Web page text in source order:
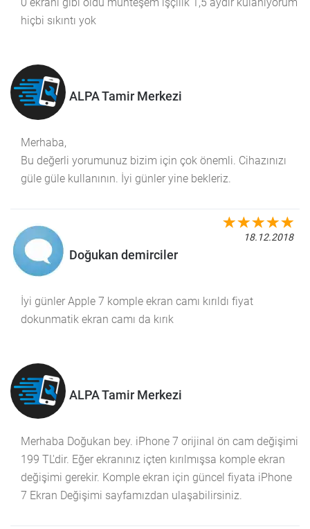
hiçbi sıkıntı yok
ALPA Tamir Merkezi
Merhaba,
Bu değerli yorumunuz bizim için çok önemli. Cihazınızı
güle güle kullanının. İyi günler yine bekleriz.
Doğukan demirciler
18.12.2018
İyi günler Apple 7 komple ekran camı kırıldı fiyat
dokunmatik ekran camı da kırık
ALPA Tamir Merkezi
Merhaba Doğukan bey. iPhone 7 orijinal ön cam değişimi
199 TL'dir. Eğer ekranınız içten kırılmışsa komple ekran
değişimi gerekir. Komple ekran için güncel fiyata iPhone
7 Ekran Değişimi sayfamızdan ulaşabilirsiniz.